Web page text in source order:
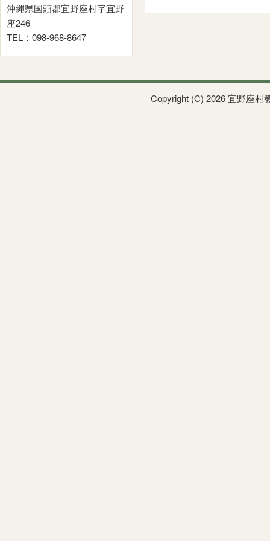
沖縄県国頭郡宜野座村字宜野
座246
TEL：098-968-8647
Copyright (C) 2026 宜野座村